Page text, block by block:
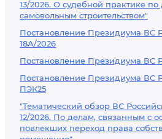
13/2026. О судебной практике
самовольным строительством"
Постановление Президиума ВС
18А/2026
Постановление Президиума ВС
Постановление Президиума ВС
ПЭК25
"Тематический обзор ВС
12/2026. По делам, связанным с
повлекших переход права